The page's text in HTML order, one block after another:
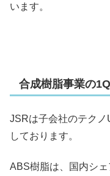
います。
合成樹脂事業の
JSRは子会社のテク
しております。
ABS樹脂は、国内シ